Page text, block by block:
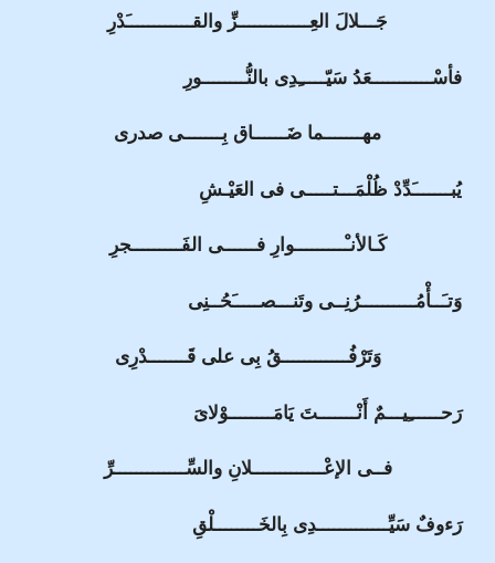
جَـــلالَ العِـــــــــــــزِّ والقــــــــــــَدْرِ
فأسْـــــــــــعَدُ سَيّـــــِدِى بالنُّــــــــورِ
مهـــــــما ضَــــــاق بِـــــــى صدرى
يُبـــــــَدِّدْ ظُلْمَـــتـــــى فى العَيْـشِ
كَـالأنـْـــــــــوارِ فــــــى الفَـــــــــجرِ
وَتـَــأْمُــــــــــرُنِــى وتَنـــصـــــَحُــنِى
وَتَرْفُــــــــــــقُ بِى على قَـــــــدْرِى
رَحــــــِيـــمٌ أَنْـــــــتَ يَامَــــــــوْلاىَ
فــى الإعْـــــــــــــلانِ والسِّـــــــــــــرِّ
رَءوفٌ سَيِّـــــــــــــدِى بِالخَــــــــلْقِ